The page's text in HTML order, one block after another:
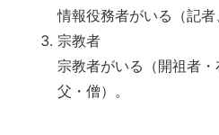
情報役務者がいる（記者
宗教者
宗教者がいる（開祖者
父・僧）。